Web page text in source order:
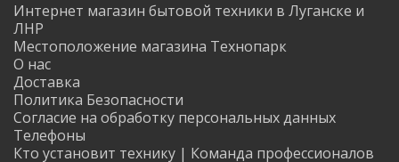
Интернет магазин бытовой техники в Луганске и
ЛНР
Местоположение магазина Технопарк
О нас
Доставка
Политика Безопасности
Согласие на обработку персональных данных
Телефоны
Кто установит технику | Команда профессионалов